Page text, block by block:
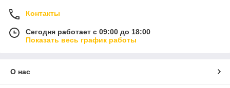
Контакты
Сегодня работает с 09:00 до 18:00
Показать весь график работы
О нас